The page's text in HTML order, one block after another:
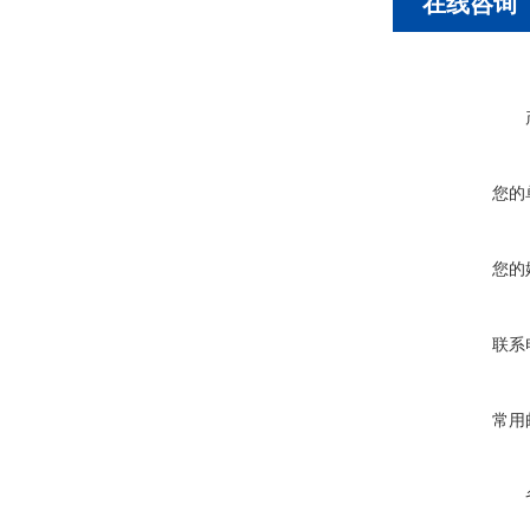
您的
您的
联系
常用